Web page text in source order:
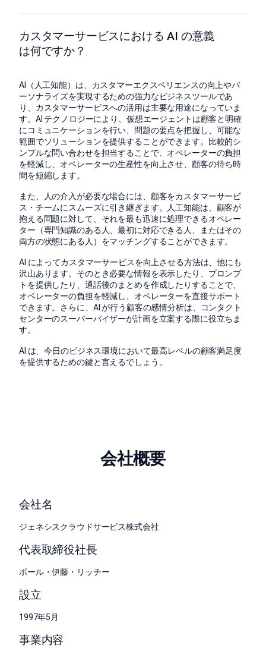
カスタマーサービスにおける AI の意義
は何ですか？
AI（人工知能）は、カスタマーエクスペリエンスの向上やパ
ーソナライズを実現するための強力なビジネスツールであ
り、カスタマーサービスへの活用は主要な用途になっていま
す。AI テクノロジーにより、仮想エージェントは顧客と明確
にコミュニケーションを行い、問題の要点を把握し、可能な
範囲でソリューションを提供することができます。比較的シ
ンプルな問い合わせを担当することで、オペレーターの負担
を軽減し、オペレーターの生産性を向上させ、顧客の待ち時
間を短縮します。
また、人の介入が必要な場合には、顧客をカスタマーサービ
ス・チームにスムーズに引き継ぎます。人工知能は、顧客が
抱える問題に対して、それを最も迅速に処理できるオペレー
ター（専門知識のある人、最初に対応できる人、またはその
両方の状態にある人）をマッチングすることができます。
AI によってカスタマーサービスを向上させる方法は、他にも
沢山あります。そのとき必要な情報を表示したり、プロンプ
トを提供したり、通話後のまとめを作成したりすることで、
オペレーターの負担を軽減し、オペレーターを直接サポート
できます。さらに、AI が行う顧客の感情分析は、コンタクト
センターのスーパーバイザーが計画を立案する際に役立ちま
す。
AI は、今日のビジネス環境において最高レベルの顧客満足度
を提供するための鍵と言えるでしょう。
会社概要
会社名
ジェネシスクラウドサービス株式会社
代表取締役社長
ポール・伊藤・リッチー
設立
1997年5月
事業内容